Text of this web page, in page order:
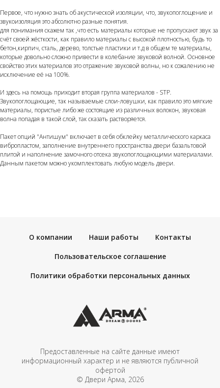
Первое, что нужно знать об акустической изоляции, что, звукопоглощение и
звукоизоляция это абсолютно разные понятия.
для понимания скажем так ,что есть материалы которые не пропускают звук за
счёт своей жёсткости, как правило материалы с высокой плотностью, будь то
бетон,кирпич, сталь, дерево, толстые пластики и т.д в общем те материалы,
которые довольно сложно привести в колебание звуковой волной. Основное
свойство этих материалов это отражение звуковой волны, но к сожалению не
исключение её на 100%.
И здесь на помощь приходит вторая группа материалов - STP.
Звукопоглощающие, так называемые слои-ловушки, как правило это мягкие
материалы, пористые либо же состоящие из различных волокон, звуковая
волна попадая в такой слой, так сказать растворяется.
Пакет опций "Антишум" включает в себя обклейку металлического каркаса
вибропластом, заполнение внутреннего пространства двери базальтовой
плитой и наполнение замочного отсека звукопоглощающими материалами.
Данным пакетом можно укомплектовать любую модель двери.
О компании Наши работы Контакты
Пользовательское соглашение
Политики обработки персональных данных
Предоставленные на сайте данные имеют
информационный характер и не являются публичной
офертой
© Двери Арма, 2026